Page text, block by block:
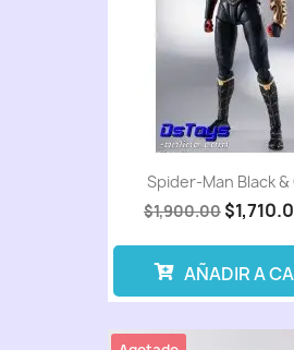
Spider-Man Black &
$1,900.00
AÑADIR A